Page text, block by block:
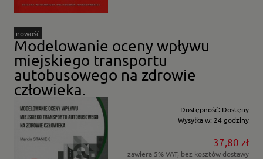
Modelowanie oceny wpływu
miejskiego transportu
autobusowego na zdrowie
człowieka.
Dostępność: Dostęny
Wysyłka w: 24 godziny
37,80 zł
zawiera 5% VAT, bez kosztów dostawy
nowość